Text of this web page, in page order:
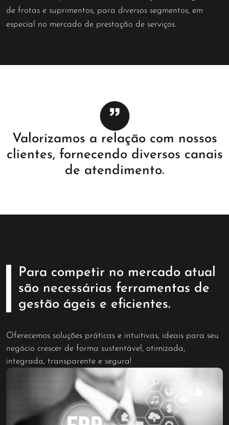
de frotas e suprimentos, para diversos segmentos, em
especial no mercado de prestação de serviços.
Valorizamos a relação com nossos
clientes, fornecendo diversos canais
de atendimento.
Para competir no mercado atual
são necessárias ferramentas de
gestão ágeis e eficientes.
Oferecemos soluções práticas e intuitivas, ideais para seu
negócio crescer de forma sustentável, otimizada,
integrada, transparente e segura!